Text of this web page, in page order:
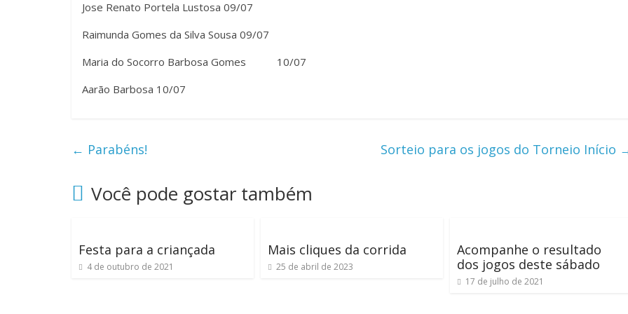
Jose Renato Portela Lustosa 09/07
Raimunda Gomes da Silva Sousa 09/07
Maria do Socorro Barbosa Gomes 10/07
Aarão Barbosa 10/07
← Parabéns! Sorteio para os jogos do Torneio Início
Você pode gostar também
Festa para a criançada
4 de outubro de 2021
Mais cliques da corrida
25 de abril de 2023
Acompanhe o resultado
dos jogos deste sábado
17 de julho de 2021